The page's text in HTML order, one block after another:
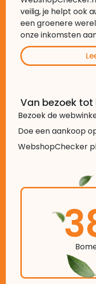
veilig, je helpt ook
een groenere
onze inkomsten
Van bezoek
Bezoek de
Doe een aankoop
WebshopChecker